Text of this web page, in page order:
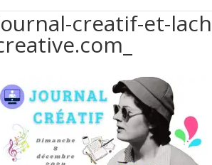
creatif-et-